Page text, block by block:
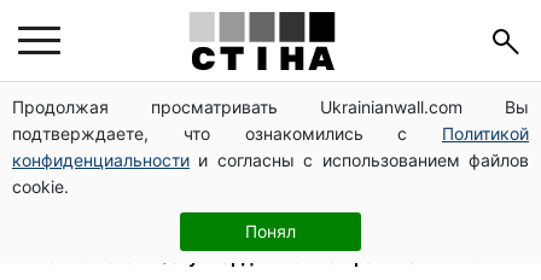
Продолжая просматривать Ukrainianwall.com Вы
подтверждаете, что ознакомились с Политикой
конфиденциальности и согласны с использованием файлов
cookie.
Понял
Приковал наручниками к лестнице на всю ночь: в
Закарпатье будут судить сотрудника ТЦК за пытки
Зарплата 30 000 грн — пенсия 11 500 грн: ПФУ
объяснил, как рассчитать выплаты в 2026 году
800 000 грн за инвалидность, 1 млн — семье
погибшего: ПФУ утвердил новые правила выплат